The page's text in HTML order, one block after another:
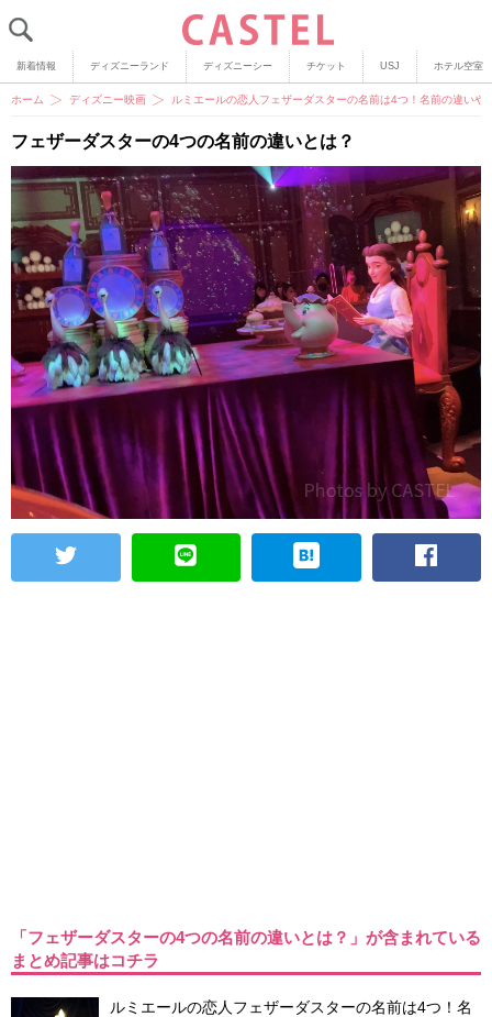
新着情報 ディズニーランド ディズニーシー チケット USJ ホテル空室
ホーム ディズニー映画 ルミエールの恋人フェザーダスターの名前は4つ！名前の違いや
フェザーダスターの4つの名前の違いとは？
「フェザーダスターの4つの名前の違いとは？」が含まれている
まとめ記事はコチラ
ルミエールの恋人フェザーダスターの名前は4つ！名